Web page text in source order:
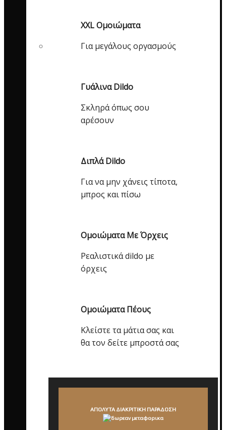
XXL Ομοιώματα
Για μεγάλους οργασμούς
Γυάλινα Dildo
Σκληρά όπως σου
αρέσουν
Διπλά Dildo
Για να μην χάνεις τίποτα,
μπρος και πίσω
Ομοιώματα Με Όρχεις
Ρεαλιστικά dildo με
όρχεις
Ομοιώματα Πέους
Κλείστε τα μάτια σας και
θα τον δείτε μπροστά σας
ΑΠΟΛΥΤΑ ΔΙΑΚΡΙΤΙΚΗ ΠΑΡΑΔΟΣΗ